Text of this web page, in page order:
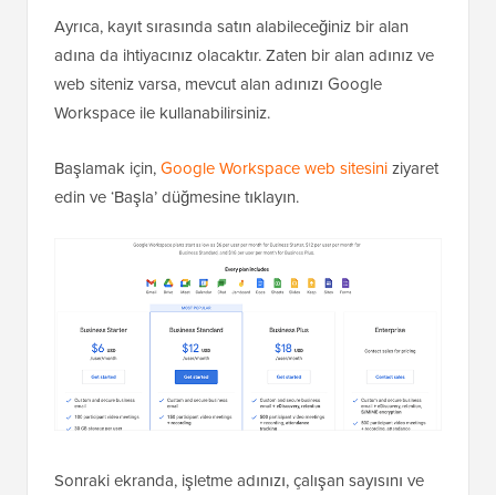
Ayrıca, kayıt sırasında satın alabileceğiniz bir alan
adına da ihtiyacınız olacaktır. Zaten bir alan adınız ve
web siteniz varsa, mevcut alan adınızı Google
Workspace ile kullanabilirsiniz.
Başlamak için,Google Workspace web sitesiniziyaret
edin ve ‘Başla’ düğmesine tıklayın.
Sonraki ekranda, işletme adınızı, çalışan sayısını ve